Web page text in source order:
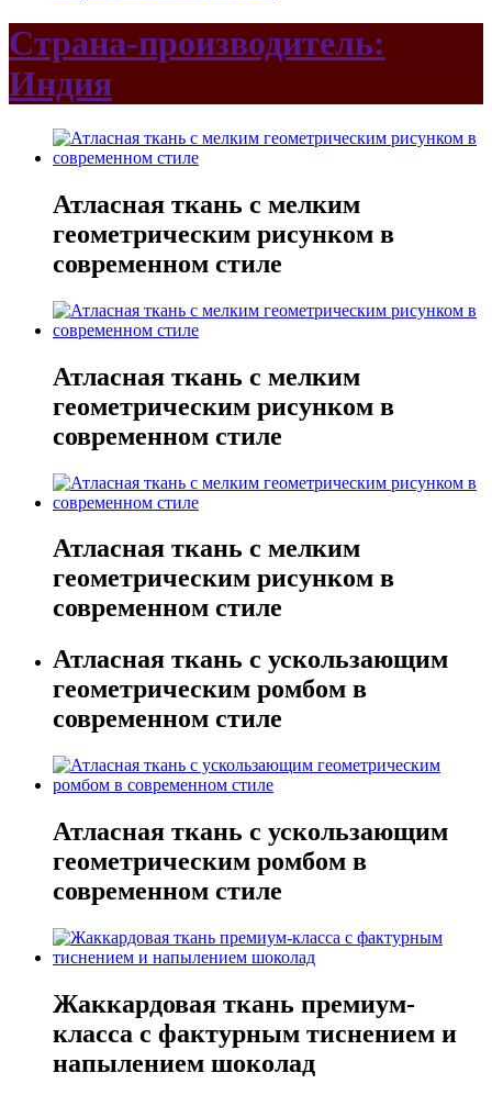
Страна-производитель:
Индия
Атласная ткань с мелким
геометрическим рисунком в
современном стиле
Атласная ткань с мелким
геометрическим рисунком в
современном стиле
Атласная ткань с мелким
геометрическим рисунком в
современном стиле
Атласная ткань с ускользающим
геометрическим ромбом в
современном стиле
Атласная ткань с ускользающим
геометрическим ромбом в
современном стиле
Жаккардовая ткань премиум-
класса с фактурным тиснением и
напылением шоколад